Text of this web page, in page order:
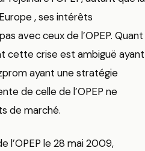
, ses intérêts
avec ceux de l’OPEP. Quant
cette crise est ambiguë ayant
ayant une stratégie
de celle de l’OPEP ne
de marché.
l’OPEP le 28 mai 2009,